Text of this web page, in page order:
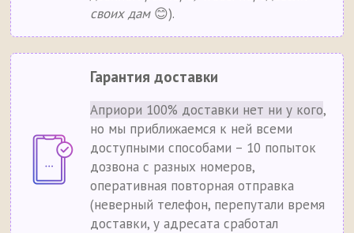
своих дам😊).
Гарантия доставки
Априори 100% доставки нет ни у кого,
но мы приближаемся к ней всеми
доступными способами – 10 попыток
дозвона с разных номеров,
оперативная повторная отправка
(неверный телефон, перепутали время
доставки, у адресата сработал